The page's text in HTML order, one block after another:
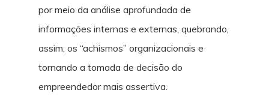
por meio da análise aprofundada de
informações internas e externas, quebrando,
assim, os “achismos” organizacionais e
tornando a tomada de decisão do
empreendedor mais assertiva.